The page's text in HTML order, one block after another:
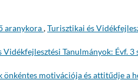
aranykora,Turisztikai és
Vidékfejlesztési Tanulmányok: Évf. 3
önkéntes motivációja és attitűdje a